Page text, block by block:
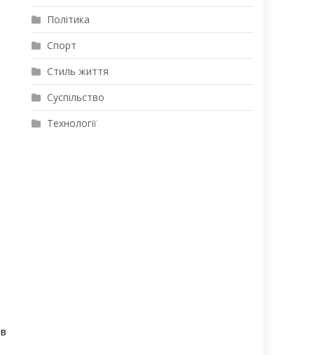
Політика
Спорт
Стиль життя
Суспільство
Технології